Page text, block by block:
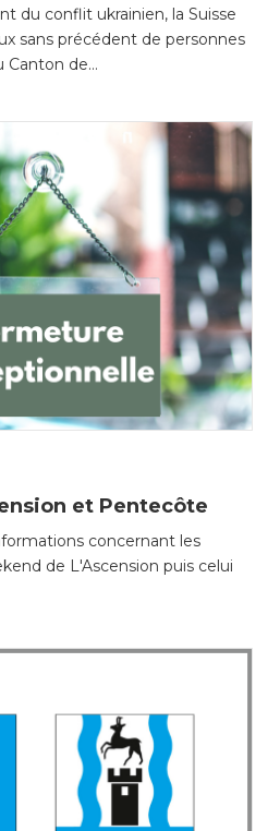
subsides, rabais
du conflit ukrainien, la Suisse
sans précédent de personnes
Canton de…
et Pentecôte
concernant les
de L'Ascension puis celui